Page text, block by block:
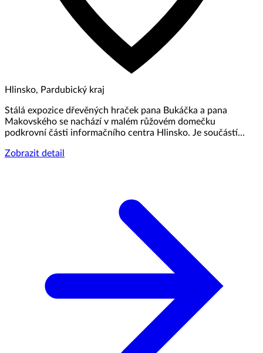
Hlinsko, Pardubický kraj
Stálá expozice dřevěných hraček pana Bukáčka a pana
Makovského se nachází v malém růžovém domečku
podkrovní části informačního centra Hlinsko. Je součástí…
Zobrazit detail